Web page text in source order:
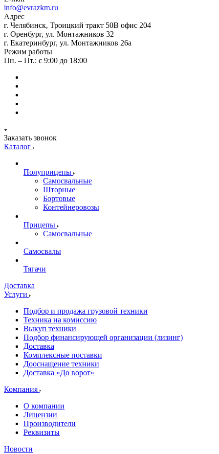
info@evrazkm.ru
Адрес
г. Челябинск, Троицкий тракт 50В офис 204
г. Оренбург, ул. Монтажников 32
г. Екатеринбург, ул. Монтажников 26а
Режим работы
Пн. – Пт.: с 9:00 до 18:00
Заказать звонок
Каталог
Полуприцепы
Самосвальные
Шторные
Бортовые
Контейнеровозы
Прицепы
Самосвальные
Самосвалы
Тягачи
Доставка
Услуги
Подбор и продажа грузовой техники
Техника на комиссию
Выкуп техники
Подбор финансирующей организации (лизинг)
Доставка
Комплексные поставки
Дооснащение техники
Доставка «До ворот»
Компания
О компании
Лицензии
Производители
Реквизиты
Новости